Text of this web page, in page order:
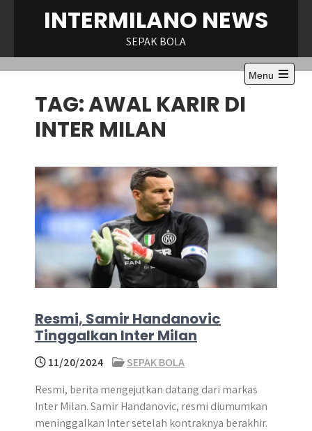
INTERMILANO NEWS
SEPAK BOLA
Menu
Open
TAG:AWAL KARIR DI
INTER MILAN
Resmi, Samir Handanovic
Tinggalkan Inter Milan
11/20/2024
SEPAK BOLA
Resmi, berita mengejutkan datang dari markas
Inter Milan. ​Samir Handanovic, resmi diumumkan
meninggalkan Inter setelah kontraknya berakhir.